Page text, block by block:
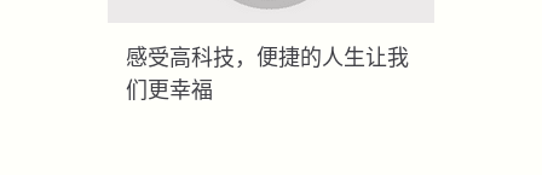
感受高科技，便捷的人生让我
们更幸福